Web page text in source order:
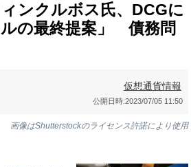
ンクルボス氏、DCGに
の最終提案」 債務問
仮想通貨情報
公開日時:2023/07/05 11:50
画像はShutterstockのライセンス許諾により使用